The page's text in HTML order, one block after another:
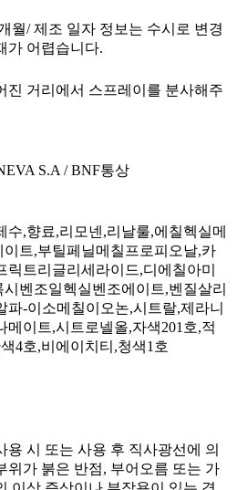
월/ 제조 일자 정보는 수시로 변경
가 어렵습니다.
진 거리에서 스프레이를 분사해주
S.A / BNF통상
수,향료,리모넨,리날룰,에칠헥실메
이트,부틸페닐메칠프로피오날,카
릭트리글리세라이드,디에칠아미
시벤조일헥실벤조에이트,벤질살리
파-이소메칠이오논,시트랄,제라니
메이트,시트로넬올,자색201호,적
4호,비에이치티,청색1호
용 시 또는 사용 후 직사광선에 의
위가 붉은 반점, 부어오름 또는 가